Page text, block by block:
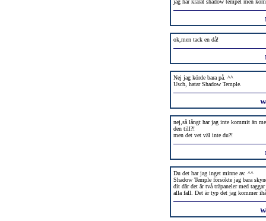
jag har klarat shadow tempel men
ok,men tack en då!
Nej jag körde bara på. ^^
Usch, hatar Shadow Temple.
nej,så långt har jag inte kommit än
den till?!
men det vet väl inte du?!
Du det har jag inget minne av. ^^
Shadow Temple försökte jag bara
dit där det är två träpaneler med
alla fall. Det är typ det jag kommer